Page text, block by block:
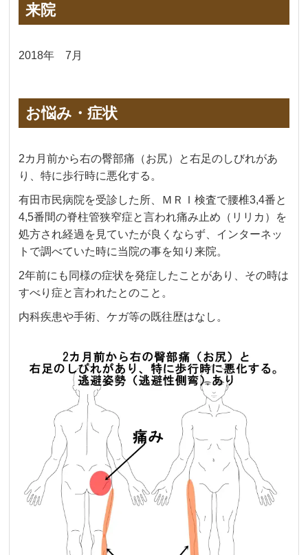
来院
2018年 7月
お悩み・症状
2カ月前から右の臀部痛（お尻）と右足のしびれがあ
り、特に歩行時に悪化する。
有田市民病院を受診した所、ＭＲＩ検査で腰椎3,4番と
4,5番間の脊柱管狭窄症と言われ痛み止め（リリカ）を
処方され経過を見ていたが良くならず、インターネッ
トで調べていた時に当院の事を知り来院。
2年前にも同様の症状を発症したことがあり、その時は
すべり症と言われたとのこと。
内科疾患や手術、ケガ等の既往歴はなし。